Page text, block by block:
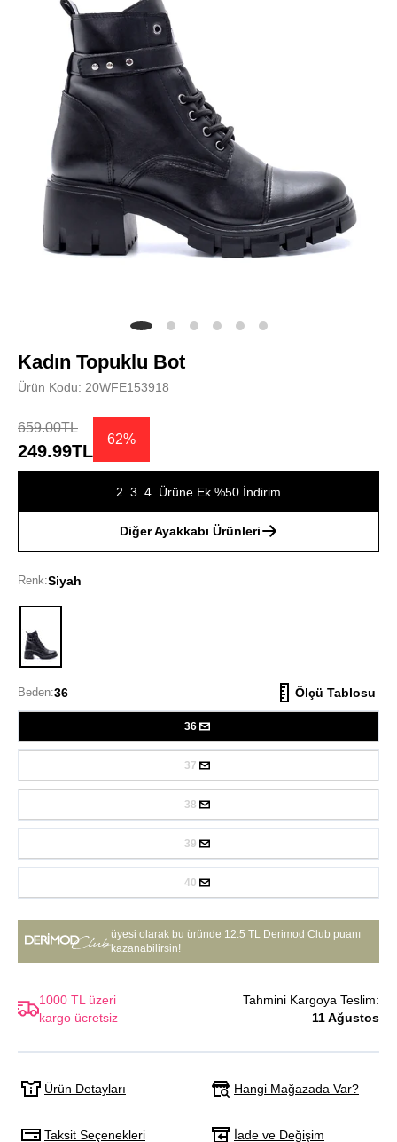
Kadın Topuklu Bot
Ürün Kodu: 20WFE153918
659.00TL
249.99TL
62%
2. 3. 4. Ürüne Ek %50 İndirim
Diğer Ayakkabı Ürünleri
Renk:Siyah
Siyah
Beden:36 Ölçü Tablosu
36
37
38
39
40
üyesi olarak bu üründe 12.5 TL Derimod Club puanı
kazanabilirsin!
1000 TL üzeri
kargo ücretsiz
Tahmini Kargoya Teslim:
11 Ağustos
Ürün Detayları Hangi Mağazada Var?
Taksit Seçenekleri İade ve Değişim